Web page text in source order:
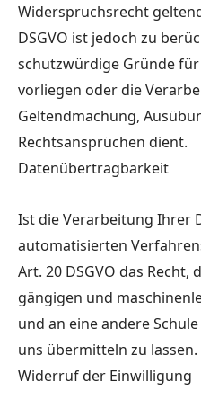
Widerspruchsrecht
DSGVO ist jedoch zu
schutzwürdige Gründe
vorliegen oder die
Geltendmachung,
Rechtsansprüchen dient.
Datenübertragbarkeit
Ist die Verarbeitung Ihrer
automatisierten
Art. 20 DSGVO das Recht,
gängigen und
und an eine andere
uns übermitteln zu lassen.
Widerruf der Einwilligung